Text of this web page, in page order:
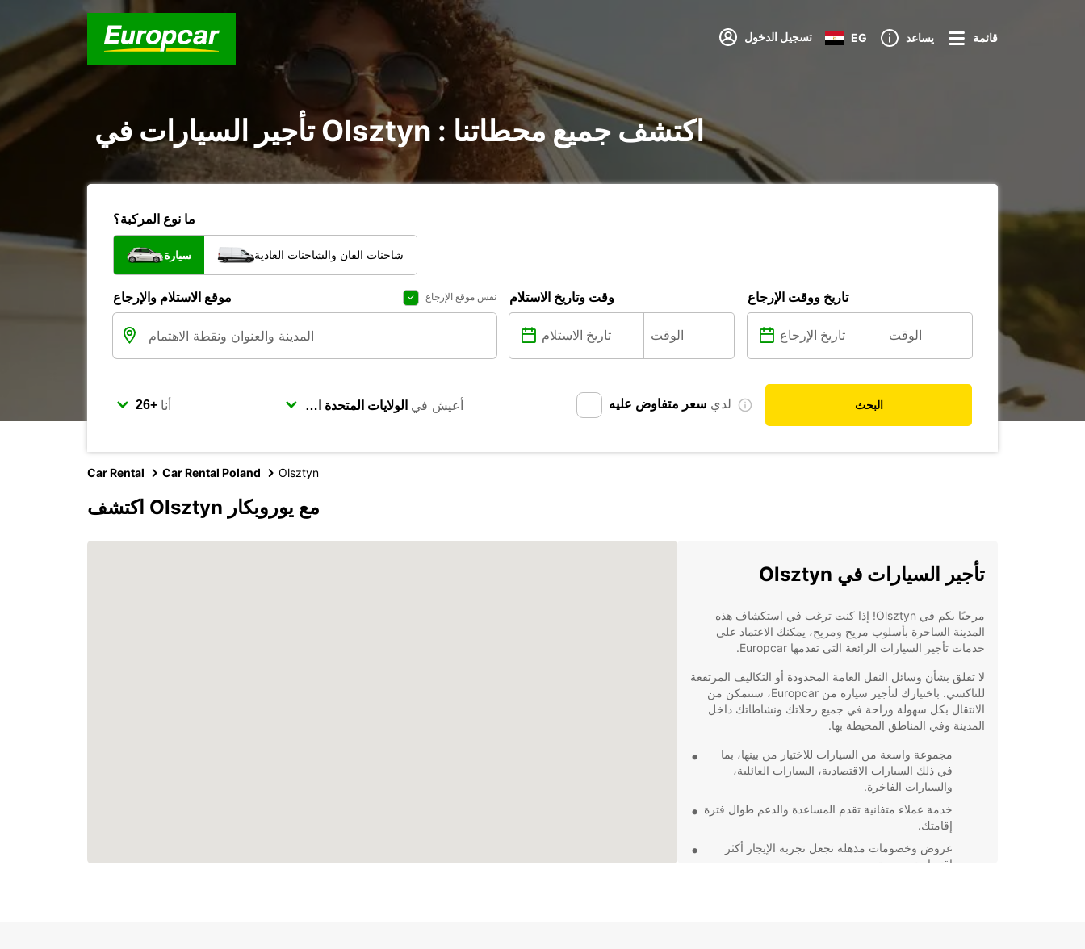
تسجيل الدخول EG يساعد قائمة
تأجير السيارات في Olsztyn : اكتشف جميع محطاتنا
ما نوع المركبة؟
سيارة شاحنات الفان والشاحنات العادية
موقع الاستلام والإرجاع نفس موقع الإرجاع وقت وتاريخ الاستلام تاريخ ووقت الإرجاع
أنا أعيش في لدي سعر متفاوض عليه البحث
Car Rental Car Rental Poland Olsztyn
اكتشف Olsztyn مع يوروبكار
تأجير السيارات في Olsztyn
مرحبًا بكم في Olsztyn! إذا كنت ترغب في استكشاف هذه
المدينة الساحرة بأسلوب مريح ومريح، يمكنك الاعتماد على
خدمات تأجير السيارات الرائعة التي تقدمها Europcar.
لا تقلق بشأن وسائل النقل العامة المحدودة أو التكاليف المرتفعة
للتاكسي. باختيارك لتأجير سيارة من Europcar، ستتمكن من
الانتقال بكل سهولة وراحة في جميع رحلاتك ونشاطاتك داخل
المدينة وفي المناطق المحيطة بها.
مجموعة واسعة من السيارات للاختيار من بينها، بما
في ذلك السيارات الاقتصادية، السيارات العائلية،
والسيارات الفاخرة.
خدمة عملاء متفانية تقدم المساعدة والدعم طوال فترة
إقامتك.
عروض وخصومات مذهلة تجعل تجربة الإيجار أكثر
اقتصادية ومرحة.